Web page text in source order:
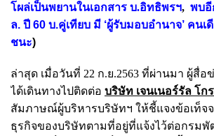
โผล่เป็นพยานในเอกสาร บ.อิทธิพรฯ, พบอี
ล. ปี 60 บ.คู่เทียบ มี ‘ผู้รับมอบอำนาจ’ คนเดี
ชนะ)
ล่าสุด เมื่อวันที่ 22 ก.ย.2563 ที่ผ่านมา ผู้สื่
ได้เดินทางไปติดต่อ บริษัท เจนเนอร์รัล โก
สัมภาษณ์ผู้บริหารบริษัทฯ ให้ชี้แจงข้อเท็จ
ธุรกิจของบริษัทตามที่อยู่ที่แจ้งไว้ต่อกรม